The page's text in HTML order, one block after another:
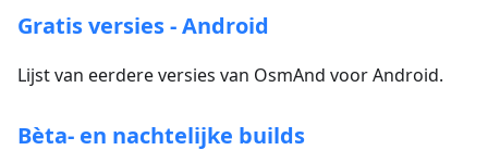
Gratis versies - Android
Lijst van eerdere versies van OsmAnd voor Android.
Bèta- en nachtelijke builds